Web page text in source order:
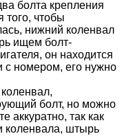
болта крепления
того, чтобы
нижний коленвал
ищем болт-
он находится
с номером, его нужно
болт, но можно
аккуратно, так как
коленвала, штырь